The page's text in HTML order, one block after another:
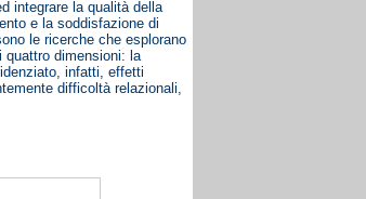
integrare la qualità della
e la soddisfazione di
le ricerche che esplorano
quattro dimensioni: la
infatti, effetti
difficoltà relazionali,